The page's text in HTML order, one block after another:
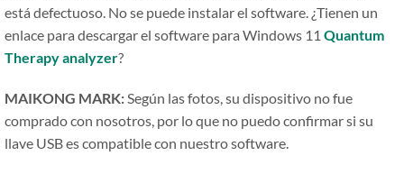
está defectuoso. No se puede instalar el software. ¿Tienen un
enlace para descargar el software para Windows 11 Quantum
Therapy analyzer?
MAIKONG MARK:Según las fotos, su dispositivo no fue
comprado con nosotros, por lo que no puedo confirmar si su
llave USB es compatible con nuestro software.